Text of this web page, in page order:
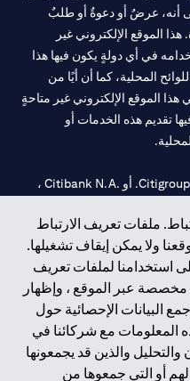
ملفات تعريف الارتباط
ولا يمكن إيقاف تشغيلها.
استخدامنا لملفات تعريف
مخصصة عبر الموقع ، وإظهار
البيانات الإحصائية حول
المعلومات مع شركائنا في
والذين قد يجمعونها
أو التي جمعوها من
أنه، عرضٌ أو دعوةٌ أو طلبٌ
الموقع الإلكتروني غير
في أي دولةٍ يكون فيها هذا
المحلية، كما أن أيًا من
هذا الموقع الإلكتروني غير متاحةٍ
تقديم هذه الخدمات أو
سيتي بنك هي علامة خدمة لشركة Citigroup Inc. أو .Citibank N.A ،
مصرف الإمارات المركزي تحت
أرقام التراخيص 202563 لفرع الوصل في دبي، 531989 لفرع مول
المتحدة مرخص من مصرف
لبنك أجنبي.
مرخص من هيئة الأوراق المالية
والسلع في الإمارات العربية المتحدة ("SCA") للقيام بالنشاط المالي لـ أ)